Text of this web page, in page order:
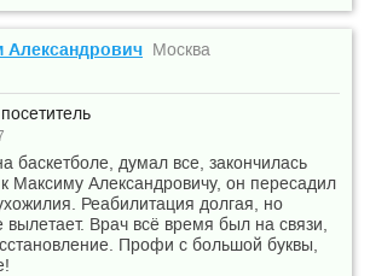
Москва
баскетболе, думал все, закончилась
Максиму Александровичу, он пересадил
Реабилитация долгая, но
Врач всё время был на связи,
Профи с большой буквы,